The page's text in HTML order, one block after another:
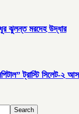
ঝুলন্ত মরদেহ উদ্ধার
ট্রাস্টি সিলেট-২
Search